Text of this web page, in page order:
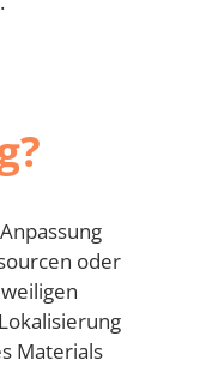
oder
Materials